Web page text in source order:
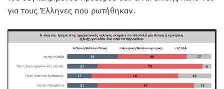
για τους Έλληνες που ρωτήθηκαν.